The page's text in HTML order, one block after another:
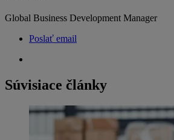
Global Business Development Manager
Poslať email
Súvisiace články